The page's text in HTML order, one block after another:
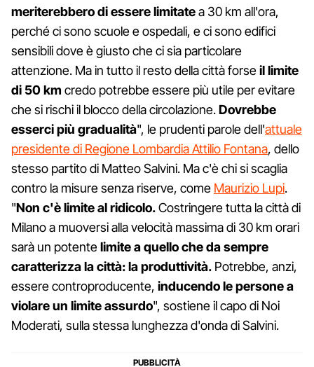
meriterebbero di essere limitatea 30 km all'ora,
perché ci sono scuole e ospedali, e ci sono edifici
sensibili dove è giusto che ci sia particolare
attenzione. Ma in tutto il resto della città forseil limite
di 50 km credo potrebbe essere più utile per evitare
che si rischi il blocco della circolazione.Dovrebbe
esserci più gradualità", le prudenti parole dell'attuale
presidente di Regione Lombardia Attilio Fontana, dello
stesso partito di Matteo Salvini. Ma c'è chi si scaglia
contro la misure senza riserve, come Maurizio Lupi.
"Non c'è limite al ridicolo.Costringere tutta la città di
Milano a muoversi alla velocità massima di 30 km orari
sarà un potentelimite a quello che da sempre
caratterizza la città: la produttività. Potrebbe, anzi,
essere controproducente, inducendo le persone a
violare un limite assurdo", sostiene il capo di Noi
Moderati, sulla stessa lunghezza d'onda di Salvini.